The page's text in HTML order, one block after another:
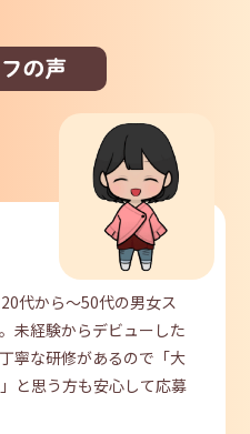
代から～50代の男女ス
未経験からデビューした
寧な研修があるので「大
と思う方も安心して応募